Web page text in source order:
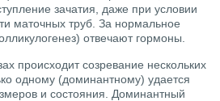
зачатия, даже при условии
маточных труб. За нормальное
отвечают гормоны.
происходит созревание нескольких
одному (доминантному) удается
и состояния. Доминантный